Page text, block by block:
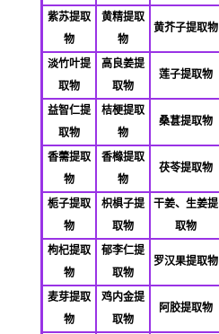
紫苏提取
物
黄精提取
物
黄芥子提取物
淡竹叶提
取物
高良姜提
取物
莲子提取物
益智仁提
取物
桔梗提取
物
桑葚提取物
香薷提取
物
香橼提取
物
茯苓提取物
栀子提取
物
枳椇子提
取物
干姜、生姜提
取物
枸杞提取
物
郁李仁提
取物
罗汉果提取物
麦芽提取
物
鸡内金提
取物
阿胶提取物